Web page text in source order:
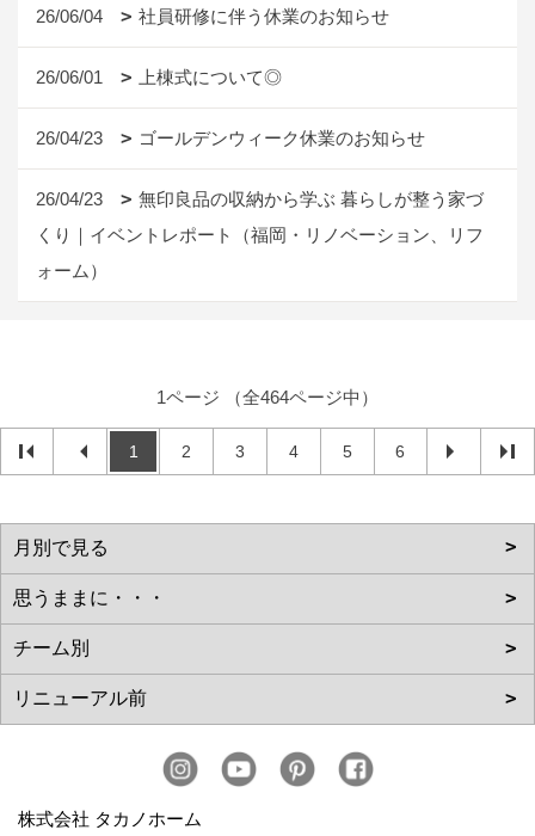
26/06/04 社員研修に伴う休業のお知らせ
26/06/01 上棟式について◎
26/04/23 ゴールデンウィーク休業のお知らせ
26/04/23
無印良品の収納から学ぶ 暮らしが整う家づ
くり｜イベントレポート（福岡・リノベーション、リフ
ォーム）
1ページ （全464ページ中）
1 2 3 4 5 6
株式会社 タカノホーム